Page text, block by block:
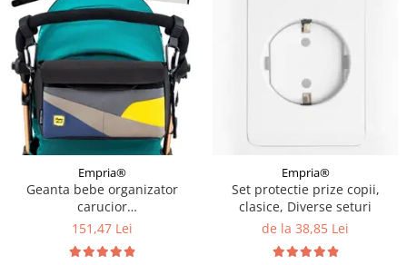
Empria®
Geanta bebe organizator
carucior
bebelusi, 36x21x11 cm
151,47 Lei
Empria®
Set protectie prize copii,
clasice, Diverse seturi
de la 38,85 Lei